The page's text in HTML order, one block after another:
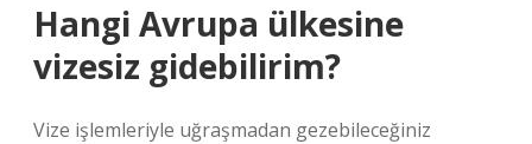
Hangi Avrupa ülkesine
vizesiz gidebilirim?
Vize işlemleriyle uğraşmadan gezebileceğiniz